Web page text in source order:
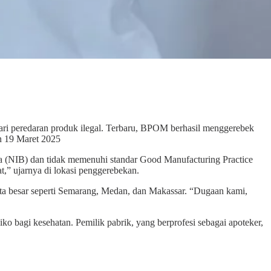
peredaran produk ilegal. Terbaru, BPOM berhasil menggerebek
19 Maret 2025
dan tidak memenuhi standar Good Manufacturing Practice
ujarnya di lokasi penggerebekan.
seperti Semarang, Medan, dan Makassar. “Dugaan kami,
bagi kesehatan. Pemilik pabrik, yang berprofesi sebagai apoteker,